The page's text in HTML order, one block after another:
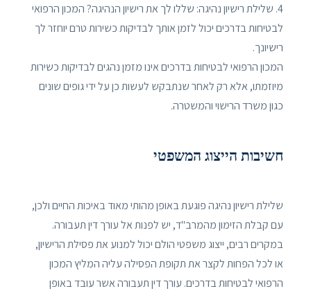
4. שלילת רישיון נהיגה: שללו לך את רישיון הנהיגה? המכון הרפואי
לבטיחות בדרכים יכול לזמן אותך לבדיקות כשירות טרם יוחזר לך
רישיונך.
המכון הרפואי לבטיחות בדרכים אינו מזמן נהגים לבדיקות כשירות
מיוזמתו, אלא רק לאחר שנתבקש לעשות כן על ידי גופים שונים
כגון משרד הרישוי והמשטרה.
חשיבות הייצוג המשפטי
שלילת רישיון נהיגה פוגעת באופן מהותי מאוד באיכות החיים ולכן,
עם קבלת הזימון מהמרב"ד, יש לפנות אל עורך דין תעבורה.
במקרים רבים, ייצוג משפטי הולם יכול למנוע את פסילת הרישיון,
או לכל הפחות לקצר את תקופת הפסילה עליה המליץ המכון
הרפואי לבטיחות בדרכים. עורך דין תעבורה אשר עובד באופן